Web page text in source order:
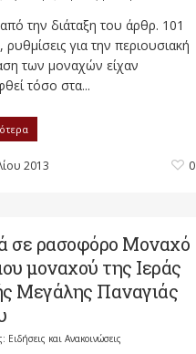
την διάταξη του άρθρ. 101
για την περιουσιακή
των μοναχών είχαν
τόσο στα...
2013 0
σε ρασοφόρο Μοναχό
μοναχού της Ιεράς
Μεγάλης Παναγιάς
Ειδήσεις και Ανακοινώσεις